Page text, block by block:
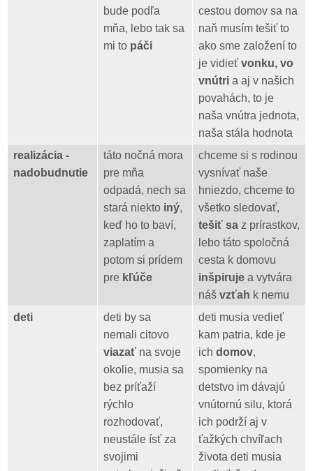
bude podľa
mňa, lebo tak sa
mi to páči
cestou domov sa na
naň musím tešiť to
ako sme založení to
je vidieť vonku, vo
vnútri a aj v našich
povahách, to je
naša vnútra jednota,
naša stála hodnota
realizácia -
nadobudnutie
táto nočná mora
pre mňa
odpadá, nech sa
stará niekto iný,
keď ho to baví,
zaplatím a
potom si prídem
pre kľúče
chceme si s rodinou
vysnívať naše
hniezdo, chceme to
všetko sledovať,
tešiť sa z prírastkov,
lebo táto spoločná
cesta k domovu
inšpiruje a vytvára
náš vzťah k nemu
deti
deti by sa
nemali citovo
viazať na svoje
okolie, musia sa
bez príťaží
rýchlo
rozhodovať,
neustále ísť za
svojimi
deti musia vedieť
kam patria, kde je
ich domov,
spomienky na
detstvo im dávajú
vnútornú silu, ktorá
ich podrží aj v
ťažkých chvíľach
života deti musia